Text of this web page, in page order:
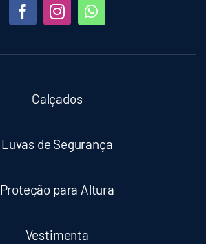
Calçados
Luvas de Segurança
Proteção para Altura
Vestimenta